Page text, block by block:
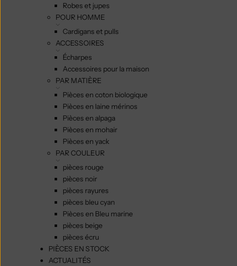
Robes et jupes
POUR HOMME
Cardigans et pulls
ACCESSOIRES
Écharpes
Accessoires pour la maison
PAR MATIÈRE
Pièces en coton biologique
Pièces en laine mérinos
Pièces en alpaga
Pièces en mohair
Pièces en yack
PAR COULEUR
pièces rouge
pièces noir
pièces rayures
pièces bleu cyan
Pièces en Bleu marine
pièces beige
pièces écru
PIÈCES EN STOCK
ACTUALITÉS